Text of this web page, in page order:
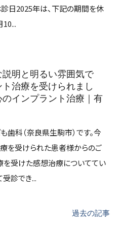
日2025年は、下記の期間を休
10...
説明と明るい雰囲気で
ト治療を受けられまし
インプラント治療｜有
歯科（奈良県生駒市）です。今
を受けられた患者様からのご
を受けた感想治療についててい
診でき...
過去の記事